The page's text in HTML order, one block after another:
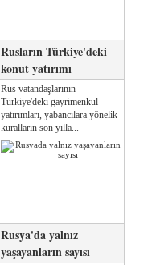
Rusların Türkiye'deki
konut yatırımı
Rus vatandaşlarının
Türkiye'deki gayrimenkul
yatırımları, yabancılara yönelik
kuralların son yılla...
Rusya'da yalnız
yaşayanların sayısı